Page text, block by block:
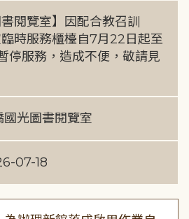
書閱覽室】因配合教召訓
時服務櫃檯自7月22日起至
停服務，造成不便，敬請見
國光圖書閱覽室
07-18